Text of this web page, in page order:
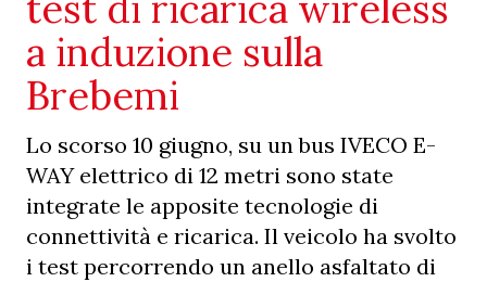
a induzione sulla
Brebemi
Lo scorso 10 giugno, su un bus IVECO E-
WAY elettrico di 12 metri sono state
integrate le apposite tecnologie di
connettività e ricarica. Il veicolo ha svolto
i test percorrendo un anello asfaltato di